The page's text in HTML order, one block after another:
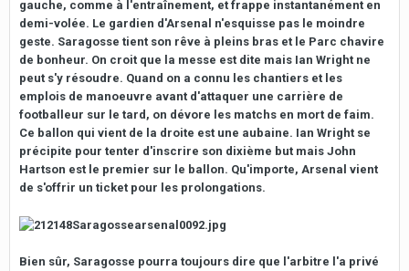
gauche, comme à l'entraînement, et frappe instantanément en
demi-volée. Le gardien d'Arsenal n'esquisse pas le moindre
geste. Saragosse tient son rêve à pleins bras et le Parc chavire
de bonheur. On croit que la messe est dite mais Ian Wright ne
peut s'y résoudre. Quand on a connu les chantiers et les
emplois de manoeuvre avant d'attaquer une carrière de
footballeur sur le tard, on dévore les matchs en mort de faim.
Ce ballon qui vient de la droite est une aubaine. Ian Wright se
précipite pour tenter d'inscrire son dixième but mais John
Hartson est le premier sur le ballon. Qu'importe, Arsenal vient
de s'offrir un ticket pour les prolongations.
Bien sûr, Saragosse pourra toujours dire que l'arbitre l'a privé